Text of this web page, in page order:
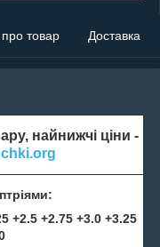
про товар Доставка
найнижчі ціни -
+2.5 +2.75 +3.0 +3.25